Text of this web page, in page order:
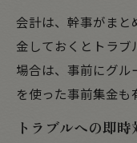
会計は、幹事がまと
金しておくとトラブ
場合は、事前にグル
を使った事前集金も
トラブルへの即